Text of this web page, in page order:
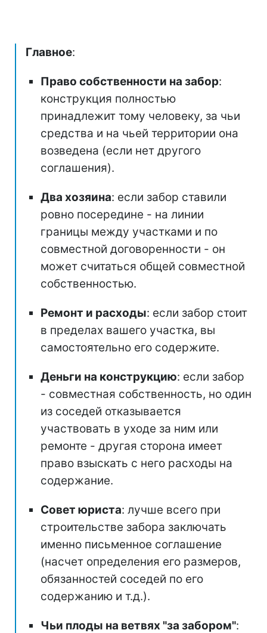
Главное:
Право собственности на забор:
конструкция полностью
принадлежит тому человеку, за чьи
средства и на чьей территории она
возведена (если нет другого
соглашения).
Два хозяина: если забор ставили
ровно посередине - на линии
границы между участками и по
совместной договоренности - он
может считаться общей совместной
собственностью.
Ремонт и расходы: если забор стоит
в пределах вашего участка, вы
самостоятельно его содержите.
Деньги на конструкцию: если забор
- совместная собственность, но один
из соседей отказывается
участвовать в уходе за ним или
ремонте - другая сторона имеет
право взыскать с него расходы на
содержание.
Совет юриста: лучше всего при
строительстве забора заключать
именно письменное соглашение
(насчет определения его размеров,
обязанностей соседей по его
содержанию и т.д.).
Чьи плоды на ветвях "за забором":